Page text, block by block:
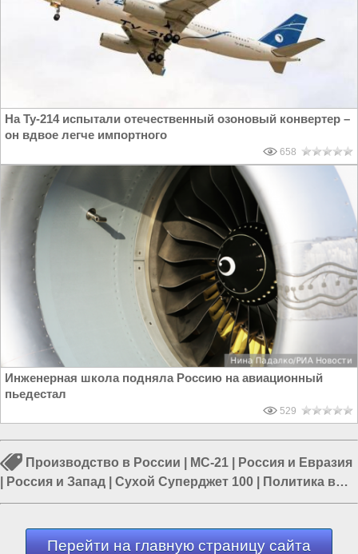
На Ту-214 испытали отечественный озоновый конвертер –
он вдвое легче импортного
658
Инженерная школа подняла Россию на авиационный
пьедестал
529
Производство в России МС-21
Россия и Евразия
Россия и Запад Сухой Суперджет 100
Политика в
России|Власть в РФ
Перейти на главную страницу сайта